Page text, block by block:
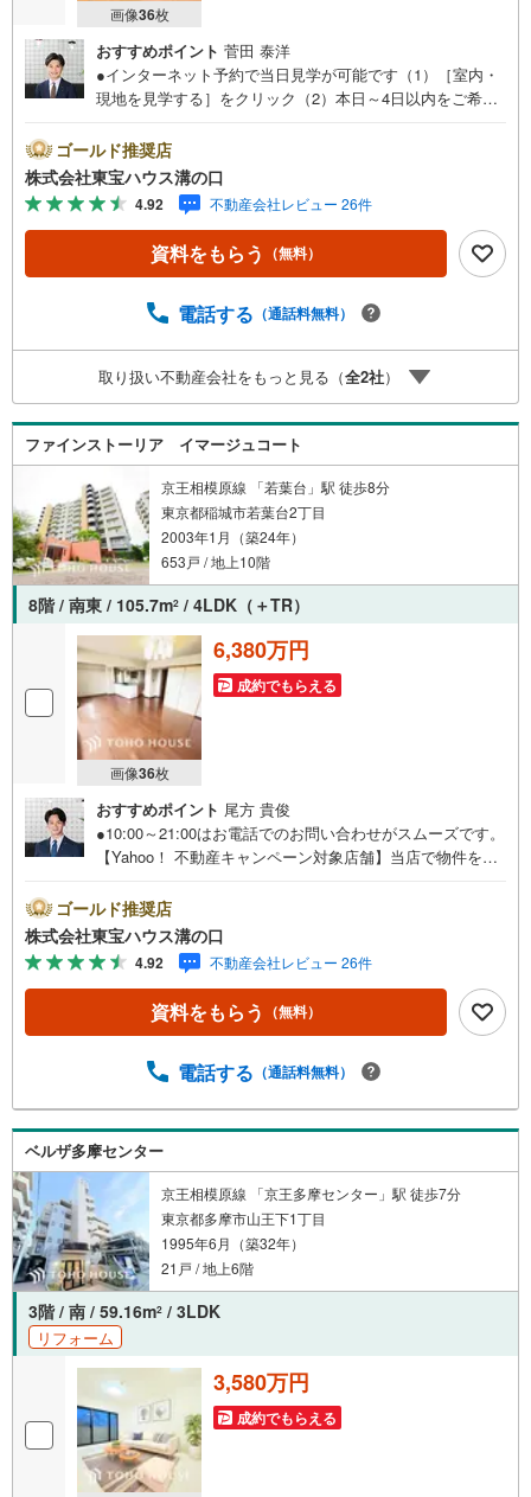
画像36枚
おすすめポイント 菅田 泰洋
●インターネット予約で当日見学が可能です（1）［室内・
現地を見学する］をクリック（2）本日～4日以内をご希望
い！●10:00～21:00はお電話でのお問い合わせがスムーズで
す。【Yahoo！ 不動産キャンペーン対象店舗】当店で物件
を成約するとPayPayポイントがもらえる「Yahoo！不動産
物件ご成約キャンペーン」の対象になります。「資料をも
らう」「見学予約をする」ボタンからお問い合わせくださ
い。※必ずYahoo！ JAPAN IDでログインしてください。※P
客様からのお言葉に感謝してこれからも楽しく素敵なお家
らまずは、お気軽に東宝ハウス溝の口に相談してみません
か？何も決まっていなくて大丈夫！まずはお客様の夢をお
聞かせ下さい！未来の「不安」を「安心」に変える「未来
カレンダー」もご来店時に好評です。スタッフ一同いつで
もお客様のお問合せをお待ちしております。
ゴールド推奨店
株式会社東宝ハウス溝の口
4.92 不動産会社レビュー 26件
資料をもらう （無料）
電話する （通話料無料）
取り扱い不動産会社をもっと見る（全2社）
ファインストーリア イマージュコート
京王相模原線 「若葉台」駅 徒歩8分
東京都稲城市若葉台2丁目
2003年1月（築24年）
653戸 / 地上10階
8階 / 南東 / 105.7m2 / 4LDK（＋TR）
画像36枚
6,380万円
成約でもらえる
おすすめポイント 尾方 貴俊
●10:00～21:00はお電話でのお問い合わせがスムーズです。
【Yahoo！ 不動産キャンペーン対象店舗】当店で物件を成
ご成約キャンペーン」の対象になります。「資料をもら
う」「見学予約をする」ボタンからお問い合わせくださ
い。※必ずYahoo！ JAPAN IDでログインしてください。※P
ayPayポイントは出金と譲渡はできません。たくさんのお
客様からのお言葉に感謝してこれからも楽しく素敵なお家
探しをお約束します。お家探しを始めてみようと思われた
か？何も決まっていなくて大丈夫！まずはお客様の夢をお
カレンダー」もご来店時に好評です。スタッフ一同いつで
もお客様のお問合せをお待ちしております。
ゴールド推奨店
株式会社東宝ハウス溝の口
4.92 不動産会社レビュー 26件
資料をもらう （無料）
電話する （通話料無料）
ベルザ多摩センター
京王相模原線 「京王多摩センター」駅 徒歩7分
東京都多摩市山王下1丁目
1995年6月（築32年）
21戸 / 地上6階
3階 / 南 / 59.16m2 / 3LDK
リフォーム
3,580万円
成約でもらえる